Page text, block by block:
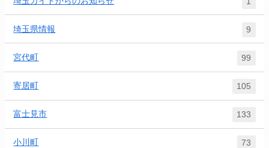
埼玉県情報 9
宮代町 99
寄居町 105
富士見市 133
小川町 73